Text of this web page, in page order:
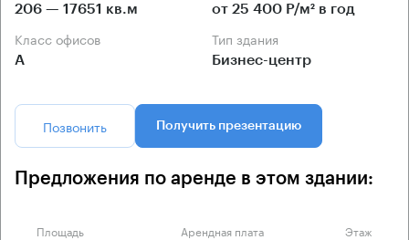
206 — 17651 кв.м от 25 400 Р/м² в год
Класс офисов
А
Тип здания
Бизнес-центр
Позвонить Получить презентацию
Предложения по аренде в этом здании:
Площадь Арендная плата Этаж